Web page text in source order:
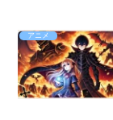
アニメ